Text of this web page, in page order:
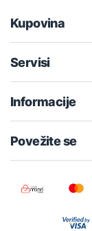
Kupovina
Servisi
Informacije
Povežite se